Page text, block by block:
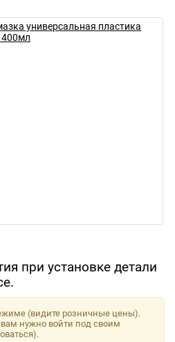
при установке детали
(видите розничные цены).
нужно войти под своим